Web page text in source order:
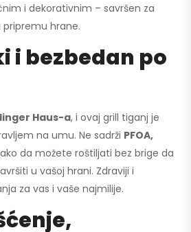
i dekorativnim – savršen za
pripremu hrane.
i bezbedan po
Haus-a, i ovaj grill tiganj je
na umu. Ne sadrži PFOA,
da možete roštiljati bez brige da
u vašoj hrani. Zdraviji i
za vas i vaše najmilije.